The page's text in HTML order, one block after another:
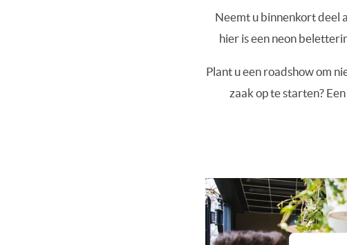
Neemt u binnenkort deel
hier is een neon
Plant u een roadshow om
zaak op te starten?